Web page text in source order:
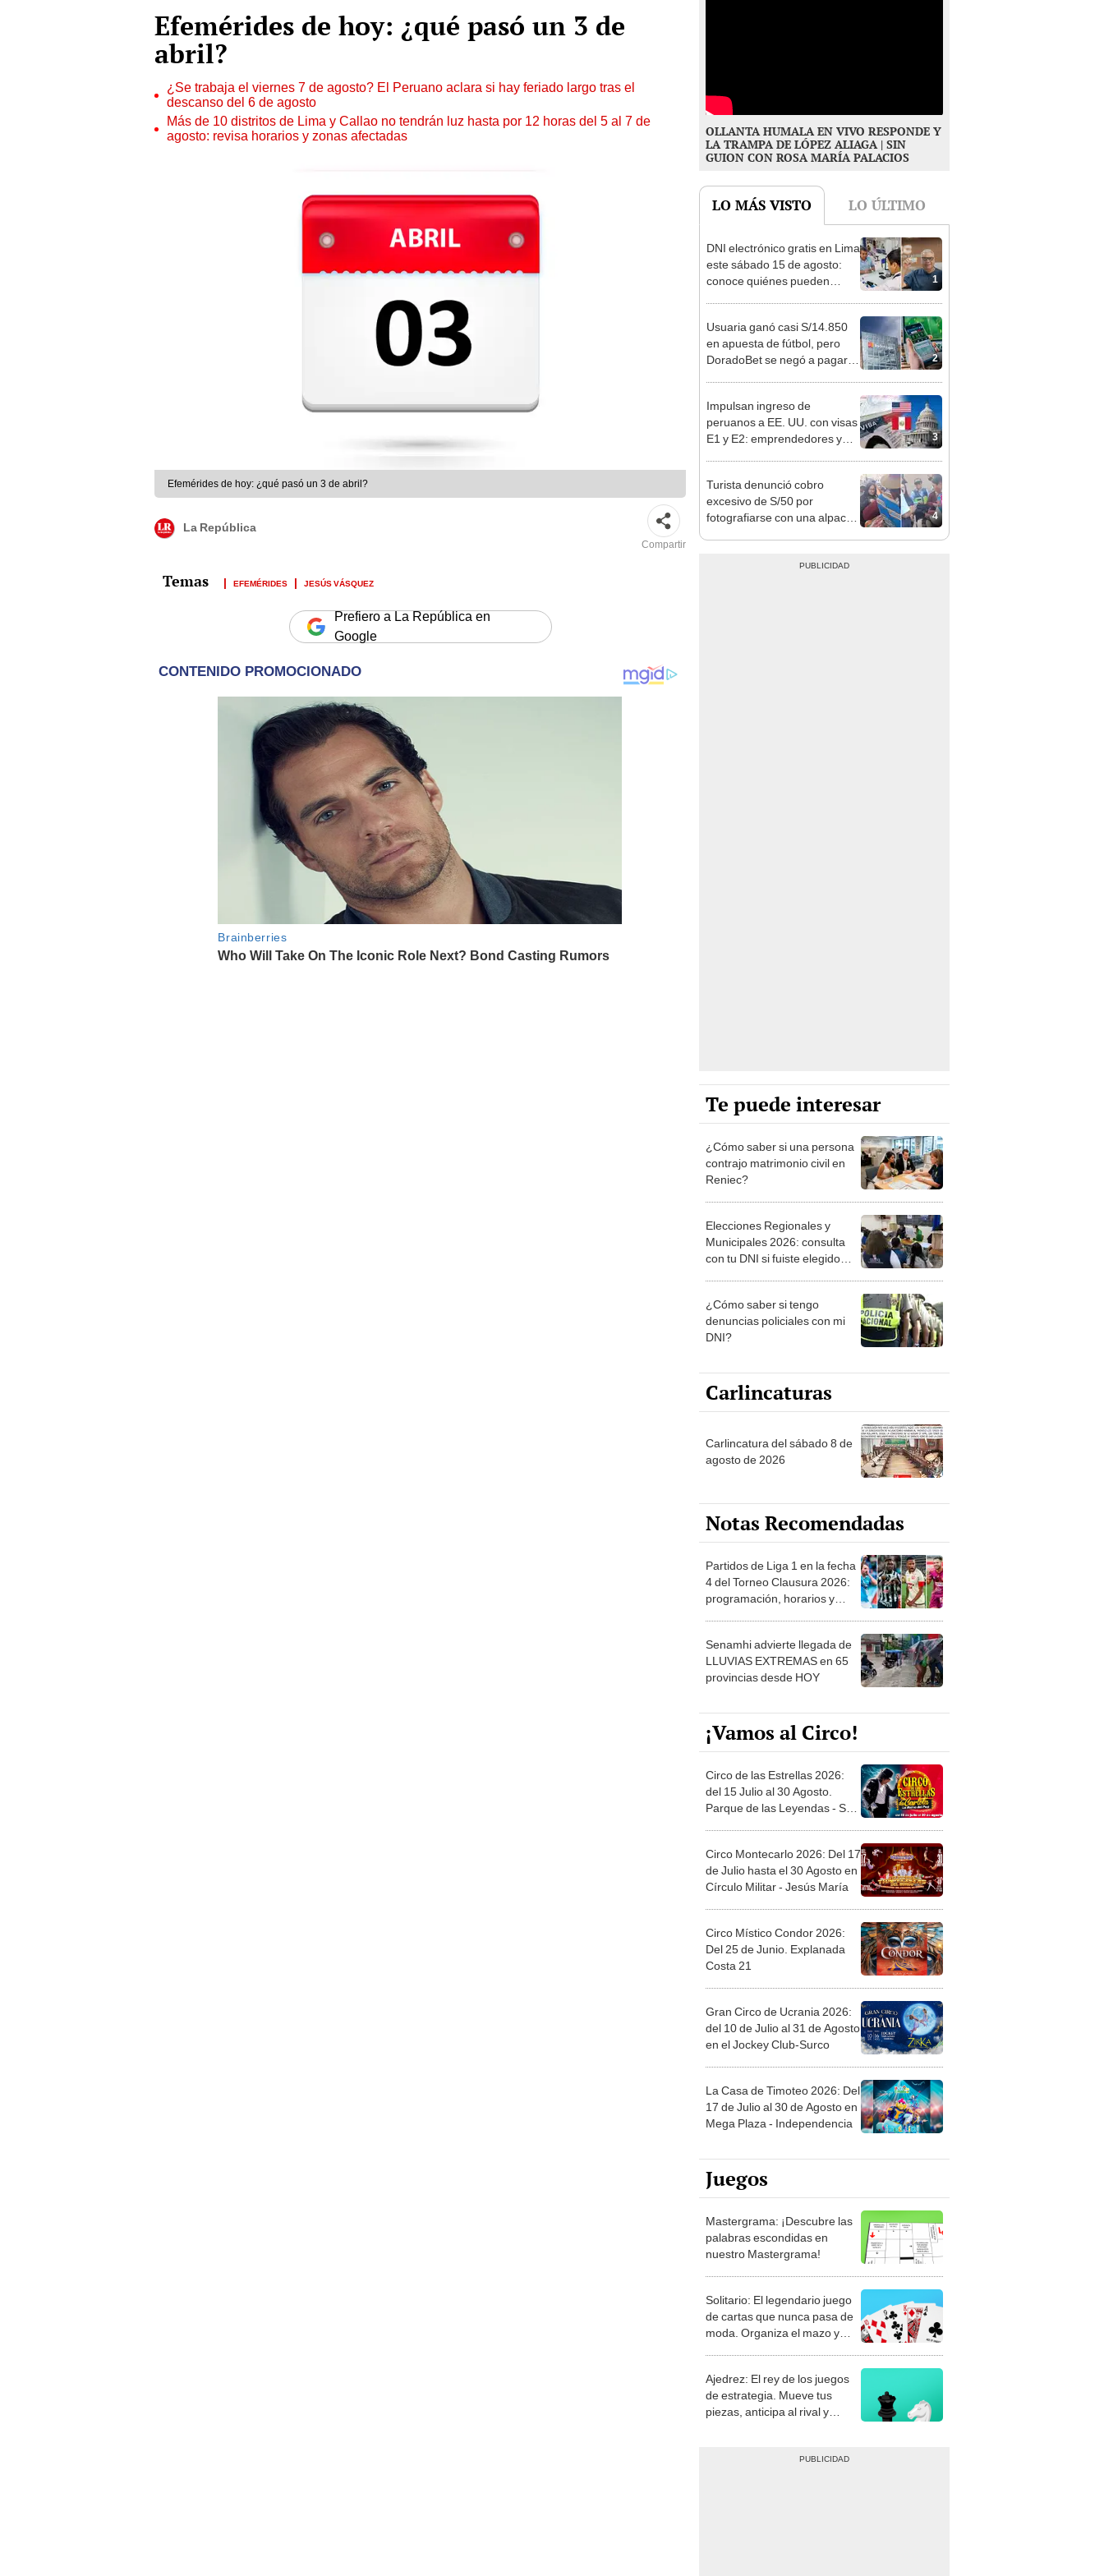
Efemérides de hoy: ¿qué pasó un 3 de
abril?
¿Se trabaja el viernes 7 de agosto? El Peruano aclara si hay feriado largo tras el
descanso del 6 de agosto
Más de 10 distritos de Lima y Callao no tendrán luz hasta por 12 horas del 5 al 7 de
agosto: revisa horarios y zonas afectadas
Efemérides de hoy: ¿qué pasó un 3 de abril?
La República
Compartir
EFEMÉRIDES JESÚS VÁSQUEZ
Prefiero a La República en
Google
OLLANTA HUMALA EN VIVO RESPONDE Y
LA TRAMPA DE LÓPEZ ALIAGA | SIN
GUION CON ROSA MARÍA PALACIOS
LO MÁS VISTO LO ÚLTIMO
1
DNI electrónico gratis en Lima
este sábado 15 de agosto:
conoce quiénes pueden
2
Usuaria ganó casi S/14.850
en apuesta de fútbol, pero
DoradoBet se negó a pagar:
3
Impulsan ingreso de
peruanos a EE. UU. con visas
E1 y E2: emprendedores y
4
Turista denunció cobro
excesivo de S/50 por
fotografiarse con una alpaca
Te puede interesar
¿Cómo saber si una persona
contrajo matrimonio civil en
Reniec?
Elecciones Regionales y
Municipales 2026: consulta
con tu DNI si fuiste elegido
la ONPE
¿Cómo saber si tengo
denuncias policiales con mi
DNI?
Carlincaturas
Carlincatura del sábado 8 de
agosto de 2026
Notas Recomendadas
Partidos de Liga 1 en la fecha
4 del Torneo Clausura 2026:
programación, horarios y
Senamhi advierte llegada de
LLUVIAS EXTREMAS en 65
provincias desde HOY
¡Vamos al Circo!
Circo de las Estrellas 2026:
del 15 Julio al 30 Agosto.
Parque de las Leyendas - San
Circo Montecarlo 2026: Del 17
de Julio hasta el 30 Agosto en
Círculo Militar - Jesús María
Circo Místico Condor 2026:
Del 25 de Junio. Explanada
Costa 21
Gran Circo de Ucrania 2026:
del 10 de Julio al 31 de Agosto
en el Jockey Club-Surco
La Casa de Timoteo 2026: Del
17 de Julio al 30 de Agosto en
Mega Plaza - Independencia
Juegos
Mastergrama: ¡Descubre las
palabras escondidas en
nuestro Mastergrama!
Solitario: El legendario juego
de cartas que nunca pasa de
moda. Organiza el mazo y
Ajedrez: El rey de los juegos
de estrategia. Mueve tus
piezas, anticipa al rival y